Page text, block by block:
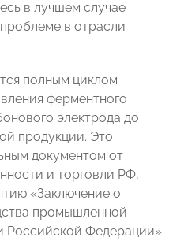
в лучшем случае
в отрасли
полным циклом
ферментного
электрода до
продукции. Это
документом от
и торговли РФ,
«Заключение о
промышленной
Российской Федерации».